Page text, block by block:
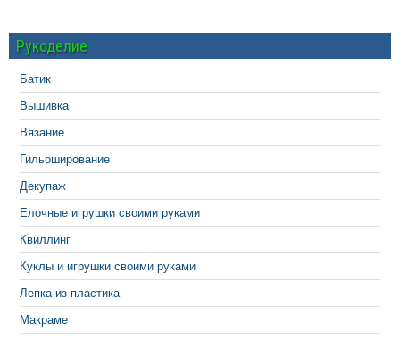
Рукоделие
Батик
Вышивка
Вязание
Гильоширование
Декупаж
Елочные игрушки своими руками
Квиллинг
Куклы и игрушки своими руками
Лепка из пластика
Макраме